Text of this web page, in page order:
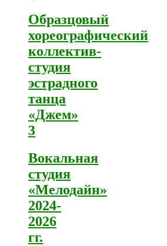
Образцовый
хореографический
коллектив-
студия
эстрадного
танца
«Джем»
3
Вокальная
студия
«Мелодайн»
2024-
2026
гг.